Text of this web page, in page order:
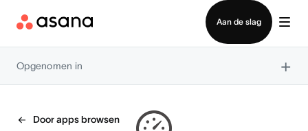
Aan de slag
Contact opnemen met verkoop
Opgenomen in ×
Door apps browsen